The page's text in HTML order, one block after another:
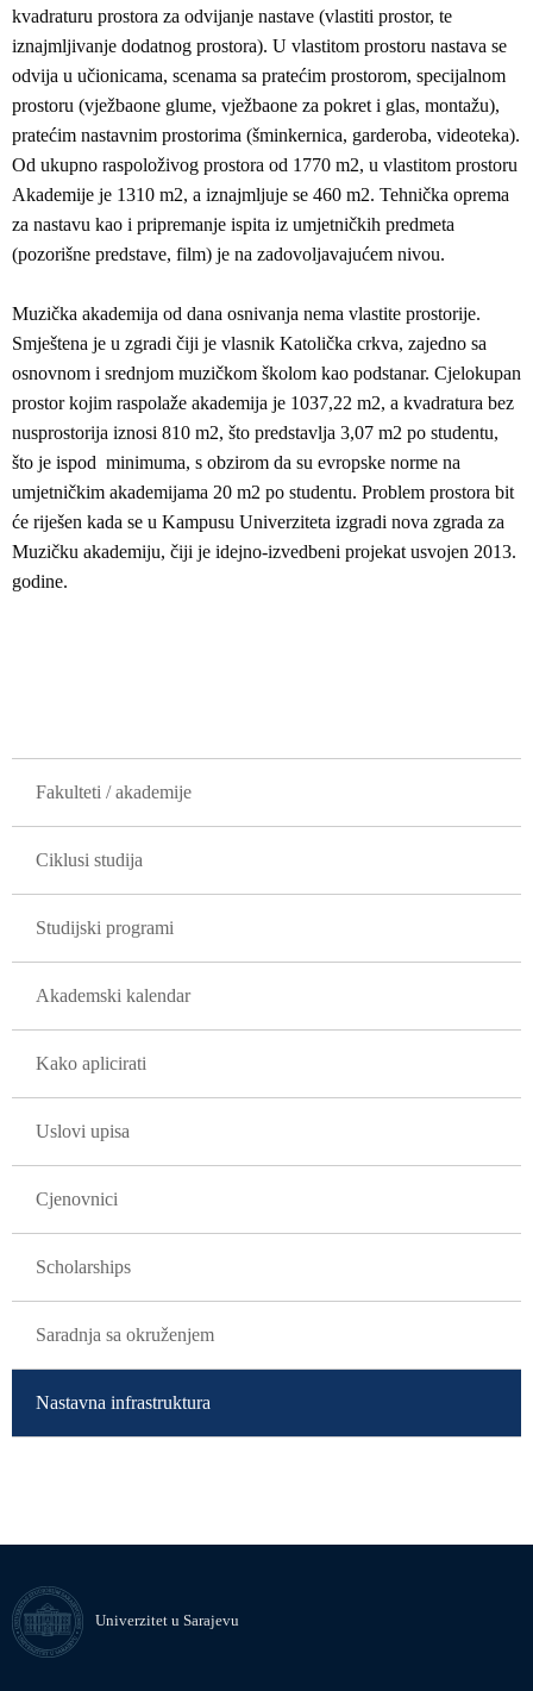
kvadraturu prostora za odvijanje nastave (vlastiti prostor, te
iznajmljivanje dodatnog prostora). U vlastitom prostoru nastava se
odvija u učionicama, scenama sa pratećim prostorom, specijalnom
prostoru (vježbaone glume, vježbaone za pokret i glas, montažu),
pratećim nastavnim prostorima (šminkernica, garderoba, videoteka).
Od ukupno raspoloživog prostora od 1770 m2, u vlastitom prostoru
Akademije je 1310 m2, a iznajmljuje se 460 m2. Tehnička oprema
za nastavu kao i pripremanje ispita iz umjetničkih predmeta
(pozorišne predstave, film) je na zadovoljavajućem nivou.
Muzička akademija od dana osnivanja nema vlastite prostorije.
Smještena je u zgradi čiji je vlasnik Katolička crkva, zajedno sa
osnovnom i srednjom muzičkom školom kao podstanar. Cjelokupan
prostor kojim raspolaže akademija je 1037,22 m2, a kvadratura bez
nusprostorija iznosi 810 m2, što predstavlja 3,07 m2 po studentu,
što je ispod minimuma, s obzirom da su evropske norme na
umjetničkim akademijama 20 m2 po studentu. Problem prostora bit
će riješen kada se u Kampusu Univerziteta izgradi nova zgrada za
Muzičku akademiju, čiji je idejno-izvedbeni projekat usvojen 2013.
godine.
Fakulteti / akademije
Ciklusi studija
Studijski programi
Akademski kalendar
Kako aplicirati
Uslovi upisa
Cjenovnici
Scholarships
Saradnja sa okruženjem
Nastavna infrastruktura
Univerzitet u Sarajevu